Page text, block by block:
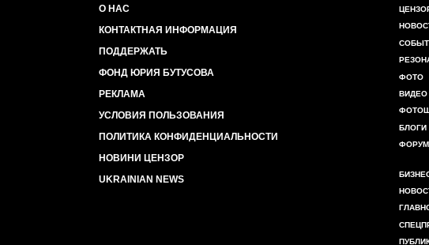
О НАС
КОНТАКТНАЯ ИНФОРМАЦИЯ
ПОДДЕРЖАТЬ
ФОНД ЮРИЯ БУТУСОВА
РЕКЛАМА
УСЛОВИЯ ПОЛЬЗОВАНИЯ
ПОЛИТИКА КОНФИДЕНЦИАЛЬНОСТИ
НОВИНИ ЦЕНЗОР
UKRAINIAN NEWS
ФОТО
ВИДЕО
БЛОГИ
ФОРУМ